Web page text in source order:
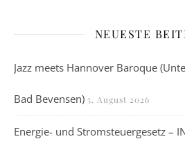
NEUESTE
Jazz meets Hannover Baroque
Bad Bevensen) 5. August 2026
Energie- und Stromsteuergesetz –